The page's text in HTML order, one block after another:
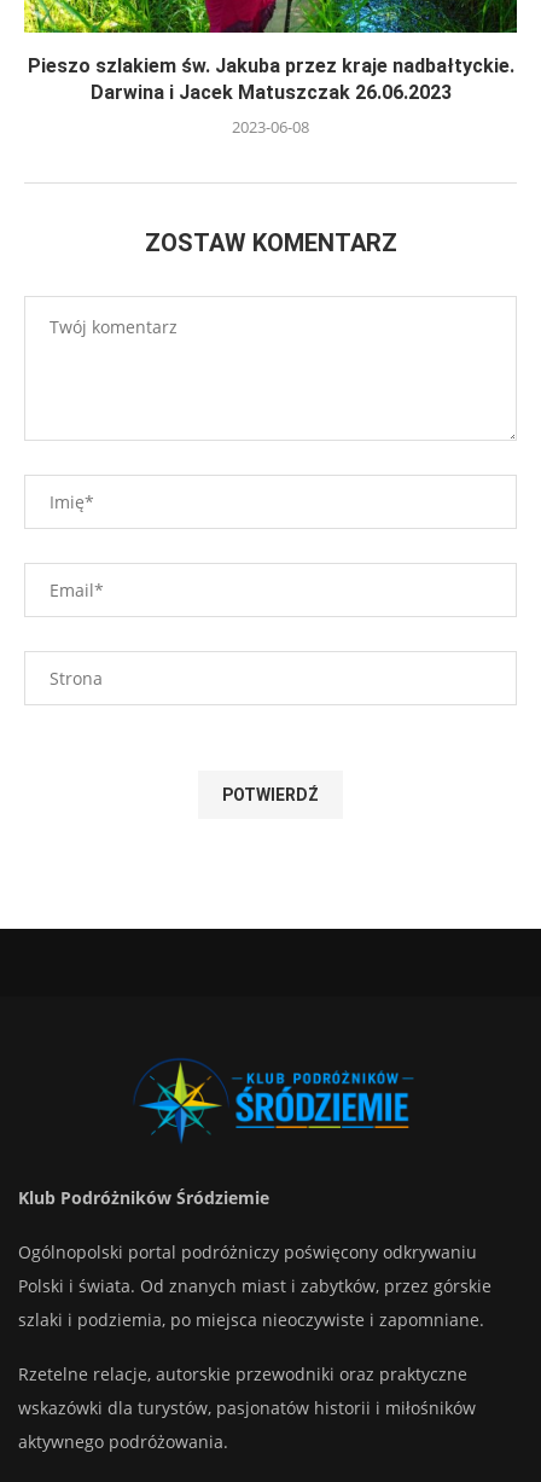
Pieszo szlakiem św. Jakuba przez kraje nadbałtyckie.
Darwina i Jacek Matuszczak 26.06.2023
2023-06-08
ZOSTAW KOMENTARZ
Klub Podróżników Śródziemie
Ogólnopolski portal podróżniczy poświęcony odkrywaniu
Polski i świata. Od znanych miast i zabytków, przez górskie
szlaki i podziemia, po miejsca nieoczywiste i zapomniane.
Rzetelne relacje, autorskie przewodniki oraz praktyczne
wskazówki dla turystów, pasjonatów historii i miłośników
aktywnego podróżowania.